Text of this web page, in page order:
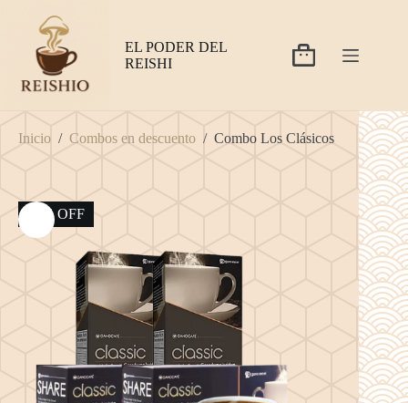
contenido
EL PODER DEL
REISHI
Carro
Inicio / Combos en descuento / Combo Los Clásicos
18% OFF